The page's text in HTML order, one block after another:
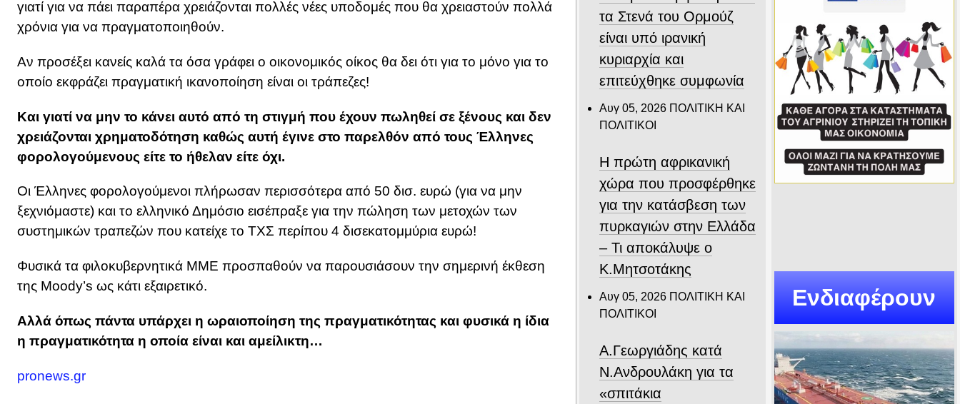
γιατί για να πάει παραπέρα χρειάζονται πολλές νέες υποδομές που θα χρειαστούν πολλά
χρόνια για να πραγματοποιηθούν.
Αν προσέξει κανείς καλά τα όσα γράφει ο οικονομικός οίκος θα δει ότι για το μόνο για το
οποίο εκφράζει πραγματική ικανοποίηση είναι οι τράπεζες!
Και γιατί να μην το κάνει αυτό από τη στιγμή που έχουν πωληθεί σε ξένους και δεν
χρειάζονται χρηματοδότηση καθώς αυτή έγινε στο παρελθόν από τους Έλληνες
φορολογούμενους είτε το ήθελαν είτε όχι.
Οι Έλληνες φορολογούμενοι πλήρωσαν περισσότερα από 50 δισ. ευρώ (για να μην
ξεχνιόμαστε) και το ελληνικό Δημόσιο εισέπραξε για την πώληση των μετοχών των
συστημικών τραπεζών που κατείχε το ΤΧΣ περίπου 4 δισεκατομμύρια ευρώ!
Φυσικά τα φιλοκυβερνητικά ΜΜΕ προσπαθούν να παρουσιάσουν την σημερινή έκθεση
της Moody’s ως κάτι εξαιρετικό.
Αλλά όπως πάντα υπάρχει η ωραιοποίηση της πραγματικότητας και φυσικά η ίδια
η πραγματικότητα η οποία είναι και αμείλικτη…
pronews.gr
τα Στενά του Ορμούζ
είναι υπό ιρανική
κυριαρχία και
επιτεύχθηκε συμφωνία
Αυγ 05, 2026 ΠΟΛΙΤΙΚΗ ΚΑΙ
ΠΟΛΙΤΙΚΟΙ
Η πρώτη αφρικανική
χώρα που προσφέρθηκε
για την κατάσβεση των
πυρκαγιών στην Ελλάδα
– Τι αποκάλυψε ο
Κ.Μητσοτάκης
Αυγ 05, 2026 ΠΟΛΙΤΙΚΗ ΚΑΙ
ΠΟΛΙΤΙΚΟΙ
Α.Γεωργιάδης κατά
Ν.Ανδρουλάκη για τα
«σπιτάκια
Ενδιαφέρουν